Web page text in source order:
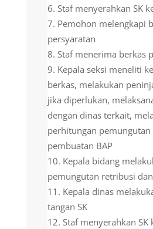
Staf menyerahkan SK
Pemohon melengkapi
persyaratan
Staf menerima berkas
Kepala seksi meneliti
berkas, melakukan
jika diperlukan,
dengan dinas terkait,
perhitungan
pembuatan BAP
Kepala bidang
pemungutan retribusi
Kepala dinas
tangan SK
Staf menyerahkan SK